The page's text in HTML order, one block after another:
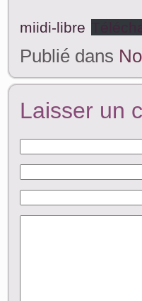
miidi-libre
Publié dans
Laisser un